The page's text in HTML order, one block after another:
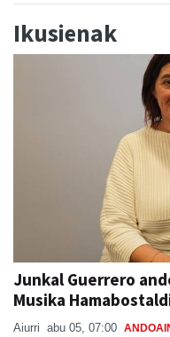
Ikusienak
Junkal Guerrero
Musika
Aiurri abu 05, 07:00